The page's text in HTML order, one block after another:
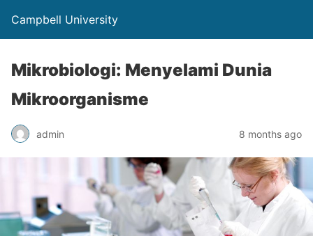
Campbell University
Mikrobiologi: Menyelami Dunia
Mikroorganisme
admin 8 months ago